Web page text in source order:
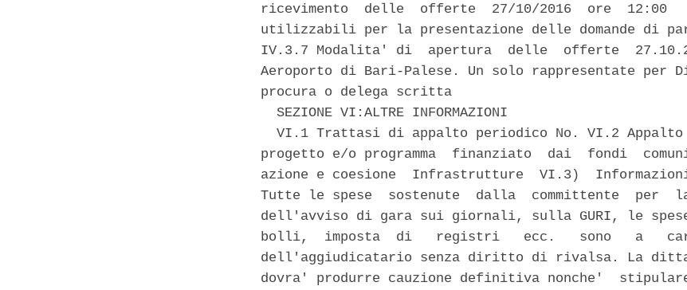
ricevimento  delle  offerte  27/10/2016  ore  12:00
utilizzabili per la presentazione delle domande di
IV.3.7 Modalita' di  apertura  delle  offerte
Aeroporto di Bari-Palese. Un solo rappresentate per
procura o delega scritta
  SEZIONE VI:ALTRE INFORMAZIONI
VI.1 Trattasi di appalto periodico No. VI.2
progetto e/o programma  finanziato  dai  fondi
azione e coesione  Infrastrutture  VI.3)  Informazioni
Tutte le spese  sostenute  dalla  committente  per
dell'avviso di gara sui giornali, sulla GURI, le
bolli,  imposta  di   registri   ecc.   sono   a
dell'aggiudicatario senza diritto di rivalsa. La
dovra' produrre cauzione definitiva nonche'